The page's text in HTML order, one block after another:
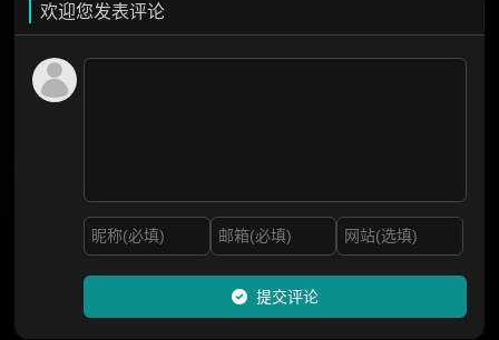
欢迎您发表评论
提交评论